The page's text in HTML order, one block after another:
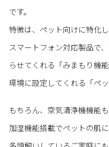
です。
特徴は、ペット向けに特化
スマートフォン対応製品で
らせてくれる「みまもり機
環境に設定してくれる「ペ
もちろん、空気清浄機機能も
加湿機能搭載でペットの肌